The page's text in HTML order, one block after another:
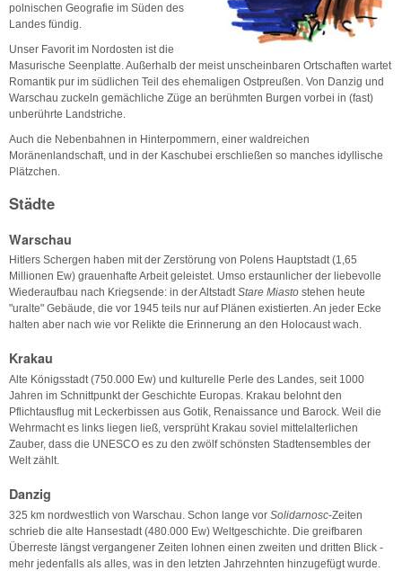
polnischen Geografie im Süden des
Landes fündig.
Unser Favorit im Nordosten ist die
Masurische Seenplatte. Außerhalb der meist unscheinbaren Ortschaften wartet
Romantik pur im südlichen Teil des ehemaligen Ostpreußen. Von Danzig und
Warschau zuckeln gemächliche Züge an berühmten Burgen vorbei in (fast)
unberührte Landstriche.
Auch die Nebenbahnen in Hinterpommern, einer waldreichen
Moränenlandschaft, und in der Kaschubei erschließen so manches idyllische
Plätzchen.
Städte
Warschau
Hitlers Schergen haben mit der Zerstörung von Polens Hauptstadt (1,65
Millionen Ew) grauenhafte Arbeit geleistet. Umso erstaunlicher der liebevolle
Wiederaufbau nach Kriegsende: in der AltstadtStare Miasto stehen heute
"uralte" Gebäude, die vor 1945 teils nur auf Plänen existierten. An jeder Ecke
halten aber nach wie vor Relikte die Erinnerung an den Holocaust wach.
Krakau
Alte Königsstadt (750.000 Ew) und kulturelle Perle des Landes, seit 1000
Jahren im Schnittpunkt der Geschichte Europas. Krakau belohnt den
Pflichtausflug mit Leckerbissen aus Gotik, Renaissance und Barock. Weil die
Wehrmacht es links liegen ließ, versprüht Krakau soviel mittelalterlichen
Zauber, dass die UNESCO es zu den zwölf schönsten Stadtensembles der
Welt zählt.
Danzig
325 km nordwestlich von Warschau. Schon lange vor Solidarnosc-Zeiten
schrieb die alte Hansestadt (480.000 Ew) Weltgeschichte. Die greifbaren
Überreste längst vergangener Zeiten lohnen einen zweiten und dritten Blick -
mehr jedenfalls als alles, was in den letzten Jahrzehnten hinzugefügt wurde.